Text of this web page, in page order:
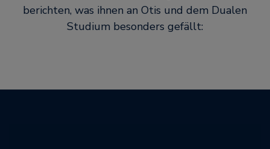
berichten, was ihnen an Otis und dem Dualen
Studium besonders gefällt: